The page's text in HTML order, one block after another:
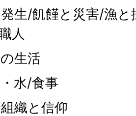
飢饉と災害/漁と
人
生活
/食事
と信仰